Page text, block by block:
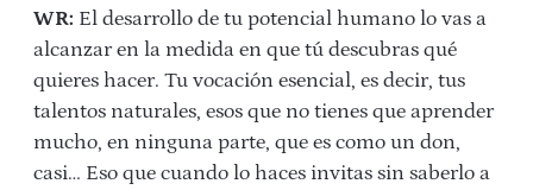
WR: El desarrollo de tu potencial humano lo vas a
alcanzar en la medida en que tú descubras qué
quieres hacer. Tu vocación esencial, es decir, tus
talentos naturales, esos que no tienes que aprender
mucho, en ninguna parte, que es como un don,
casi… Eso que cuando lo haces invitas sin saberlo a